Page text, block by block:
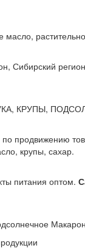
Сибирский
КРУПЫ,
продвижению
крупы, сахар.
питания оптом.